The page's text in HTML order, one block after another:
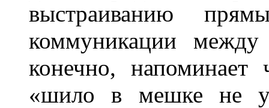
выстраиванию
коммуникации
конечно,
«шило в мешке не